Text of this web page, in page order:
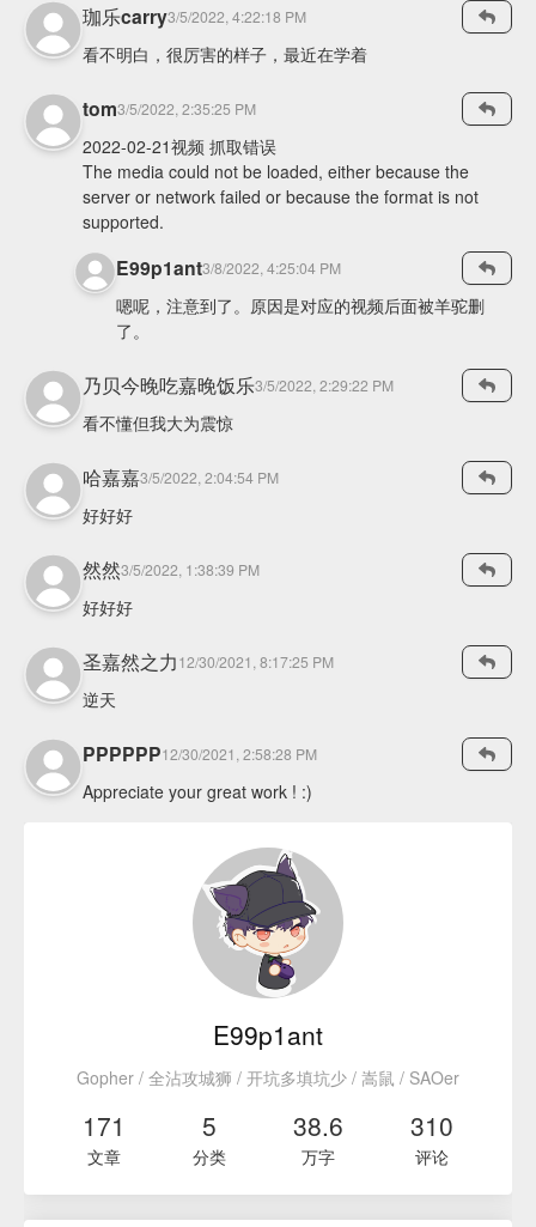
珈乐carry3/5/2022, 4:22:18 PM
看不明白，很厉害的样子，最近在学着
tom3/5/2022, 2:35:25 PM
2022-02-21视频 抓取错误
The media could not be loaded, either because the
server or network failed or because the format is not
supported.
E99p1ant3/8/2022, 4:25:04 PM
嗯呢，注意到了。原因是对应的视频后面被羊驼删
了。
乃贝今晚吃嘉晚饭乐3/5/2022, 2:29:22 PM
看不懂但我大为震惊
哈嘉嘉3/5/2022, 2:04:54 PM
好好好
然然3/5/2022, 1:38:39 PM
好好好
圣嘉然之力12/30/2021, 8:17:25 PM
逆天
PPPPPP12/30/2021, 2:58:28 PM
Appreciate your great work ! :)
E99p1ant
Gopher / 全沾攻城狮 / 开坑多填坑少 / 嵩鼠 / SAOer
171
文章
5
分类
38.6
万字
310
评论